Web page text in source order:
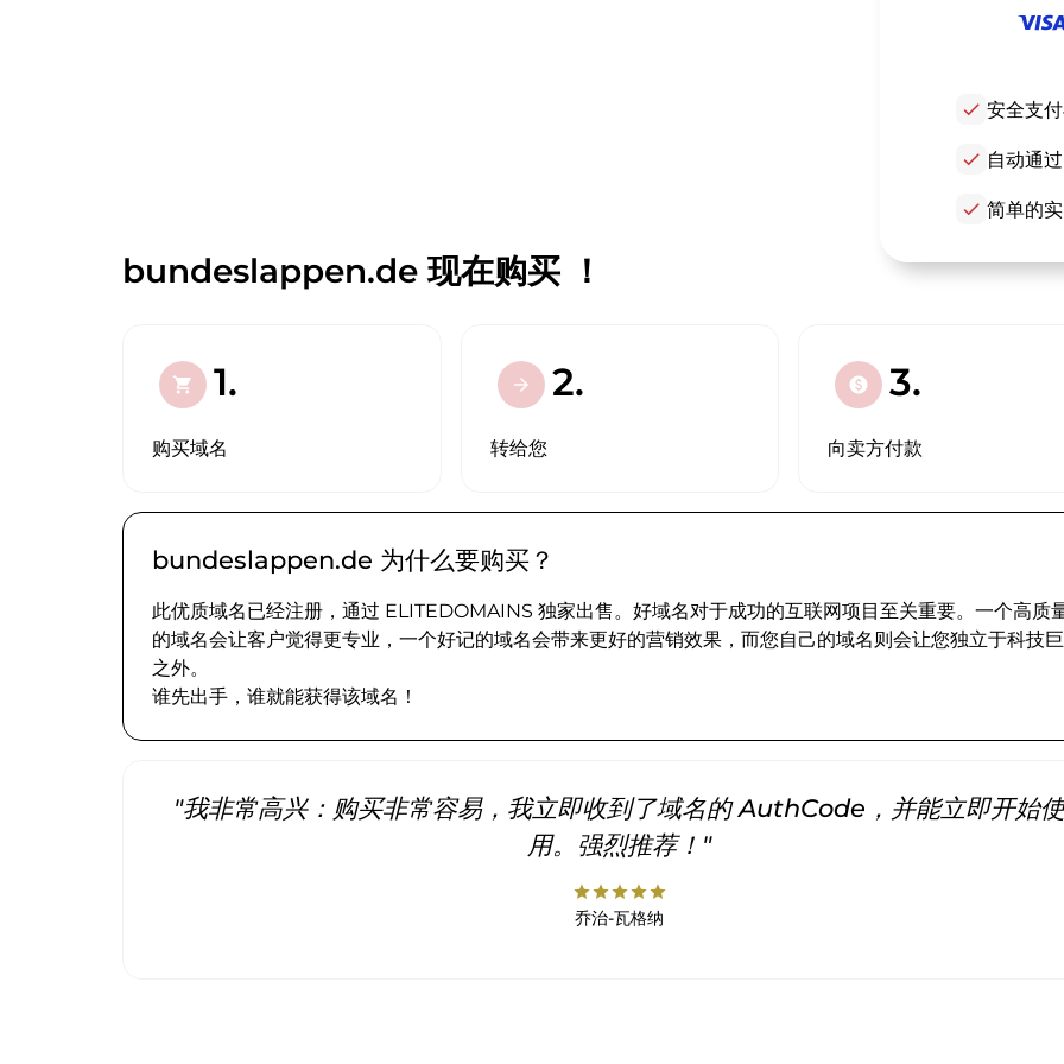
check 安全支
check 自动通
check 简单的
bundeslappen.de 现在购买 ！
shopping_cart 1.
购买域名
arrow_forward 2.
转给您
paid 3.
向卖方付款
bundeslappen.de 为什么要购买？
此优质域名已经注册，通过 ELITEDOMAINS 独家出售。好域名对于成功的互联网项目至关重要。一个高质
的域名会让客户觉得更专业，一个好记的域名会带来更好的营销效果，而您自己的域名则会让您独立于科技
之外。
谁先出手，谁就能获得该域名！
"我非常高兴：购买非常容易，我立即收到了域名的 AuthCode，并能立即开始
用。强烈推荐！"
starstarstarstarstar
乔治-瓦格纳